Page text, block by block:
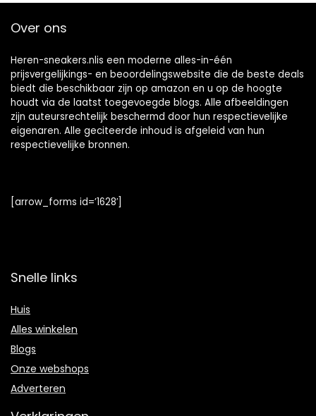
Over ons
Heren-sneakers.nlis een moderne alles-in-één
prijsvergelijkings- en beoordelingswebsite die de beste deals
biedt die beschikbaar zijn op amazon en u op de hoogte
houdt via de laatst toegevoegde blogs. Alle afbeeldingen
zijn auteursrechtelijk beschermd door hun respectievelijke
eigenaren. Alle geciteerde inhoud is afgeleid van hun
respectievelijke bronnen.
[arrow_forms id=’1628′]
Snelle links
Huis
Alles winkelen
Blogs
Onze webshops
Adverteren